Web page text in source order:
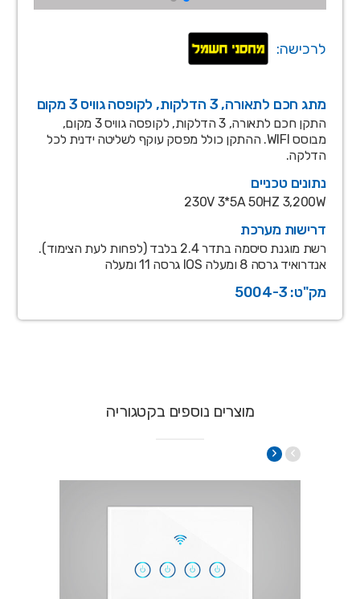
לרכישה:
מתג חכם לתאורה, 3 הדלקות, לקופסה גוויס 3 מקום
התקן חכם לתאורה, 3 הדלקות, לקופסה גוויס 3 מקום,
מבוסס WIFI. ההתקן כולל מפסק עוקף לשליטה ידנית לכל
הדלקה.
נתונים טכניים
230V 3*5A 50HZ 3,200W
דרישות מערכת
רשת מוגנת סיסמה בתדר 2.4 בלבד (לפחות לעת הצימוד).
אנדרואיד גרסה 8 ומעלה IOS גרסה 11 ומעלה
מק"ט: 5004-3
מוצרים נוספים בקטגוריה